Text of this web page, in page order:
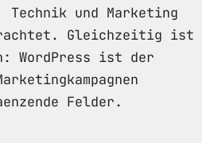
und Marketing
Gleichzeitig ist
WordPress ist der
Felder.